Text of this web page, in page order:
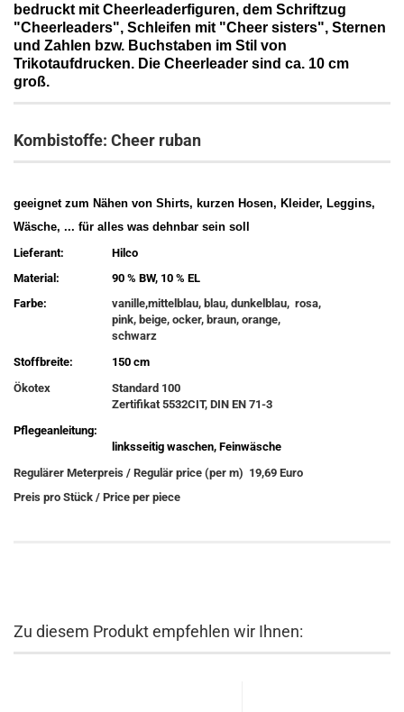
bedruckt mit Cheerleaderfiguren, dem Schriftzug
"Cheerleaders", Schleifen mit "Cheer sisters", Sternen
und Zahlen bzw. Buchstaben im Stil von
Trikotaufdrucken. Die Cheerleader sind ca. 10 cm
groß.
Kombistoffe: Cheer ruban
geeignet zum Nähen von Shirts, kurzen Hosen, Kleider, Leggins,
Wäsche, ... für alles was dehnbar sein soll
Lieferant:
Hilco
Material:
90 % BW, 10 % EL
Farbe:
vanille,mittelblau, blau, dunkelblau, rosa,
pink, beige, ocker, braun, orange,
schwarz
Stoffbreite:
150 cm
Ökotex
Standard 100
Zertifikat 5532CIT, DIN EN 71-3
Pflegeanleitung:
linksseitig waschen, Feinwäsche
Regulärer Meterpreis / Regulär price (per m) 19,69 Euro
Preis pro Stück / Price per piece
Zu diesem Produkt empfehlen wir Ihnen: